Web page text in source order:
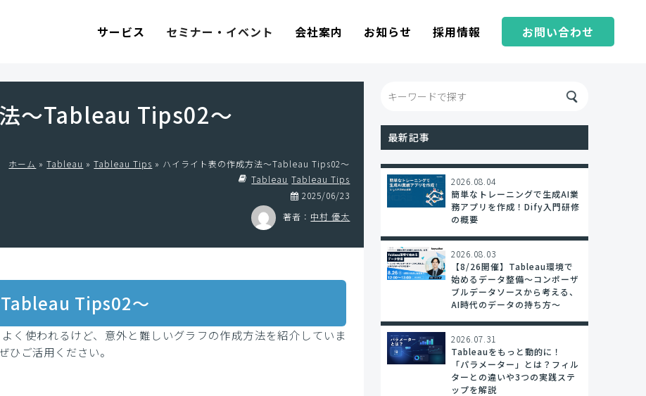
サービス セミナー・イベント 会社案内 お知らせ 採用情報 お問い合わせ
〜Tableau Tips02〜
ホーム »Tableau »Tableau Tips » ハイライト表の作成方法〜Tableau Tips02〜
Tableau Tableau Tips
2025/06/23
著者： 中村 優太
Tips02〜
く使われるけど、意外と難しいグラフの作成方法を紹介していま
ひご活用ください。
最新記事
2026.08.04
簡単なトレーニングで生成AI業
務アプリを作成！Dify入門研修
の概要
2026.08.03
【8/26開催】Tableau環境で
始めるデータ整備〜コンポーザ
ブルデータソースから考える、
AI時代のデータの持ち方〜
2026.07.31
Tableauをもっと動的に！
「パラメーター」とは？フィル
ターとの違いや3つの実践ステ
ップを解説